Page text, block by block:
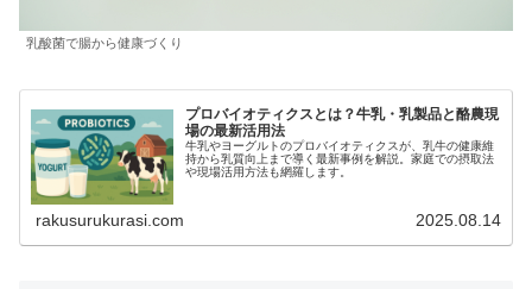
乳酸菌で腸から健康づくり
プロバイオティクスとは？牛乳・乳製品と酪農現
場の最新活用法
牛乳やヨーグルトのプロバイオティクスが、乳牛の健康維
持から乳質向上まで導く最新事例を解説。家庭での摂取法
や現場活用方法も網羅します。
rakusurukurasi.com 2025.08.14